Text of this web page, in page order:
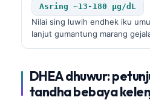
Asring ~13-180 µg/dL
Nilai sing luwih endhek iku
lanjut gumantung marang
DHEA dhuwur:
tandha bebaya